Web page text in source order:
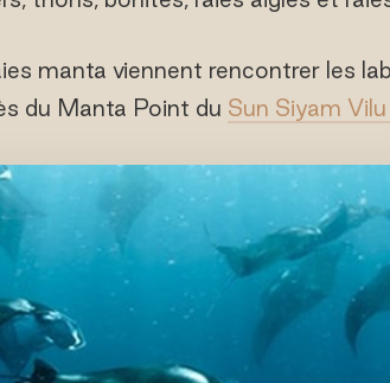
manta viennent rencontrer les
du Manta Point du Sun Siyam